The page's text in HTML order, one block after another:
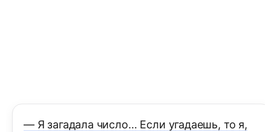
— Я загадала число… Если угадаешь, то я,